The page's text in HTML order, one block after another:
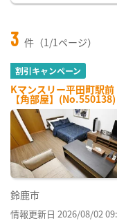
3 件（1/1ページ）
割引キャンペーン
Kマンスリー平田町駅
【角部屋】(No.550138)
鈴鹿市
情報更新日 2026/08/02